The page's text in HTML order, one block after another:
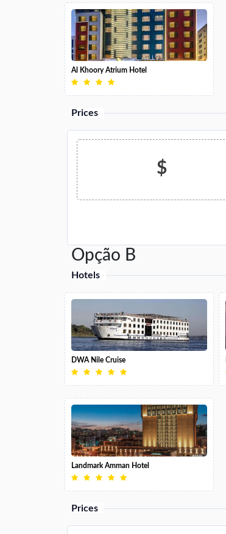
Al Khoory Atrium Hotel
Prices
$
Opção B
Hotels
DWA Nile Cruise
Landmark Amman Hotel
Prices